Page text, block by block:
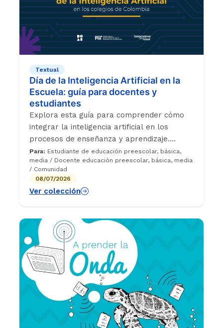
Textual
Día de la Inteligencia Artificial en la
Escuela: guía para docentes y
estudiantes
Explora esta guía para comprender cómo
integrar la inteligencia artificial en los
procesos de enseñanza y aprendizaje.
Encuentra orientaciones y recomendaciones
para docentes y estudiantes sobre el uso
ético, crítico y responsable de esta
tecnología.
Para: Estudiante de educación preescolar, básica,
media / Docente educación preescolar, básica, media
/ Comunidad
08/07/2026
Ver colección